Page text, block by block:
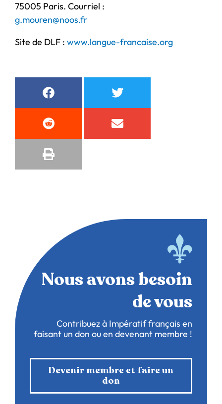
75005 Paris. Courriel :
g.mouren@noos.fr
Site de DLF : www.langue-francaise.org
Nous avons besoin
de vous
Contribuez à Impératif français en
faisant un don ou en devenant membre !
Devenir membre et faire un
don